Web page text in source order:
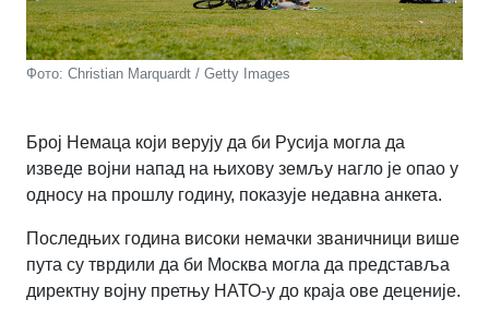
Фото: Christian Marquardt / Getty Images
Број Немаца који верују да би Русија могла да
изведе војни напад на њихову земљу нагло је опао у
односу на прошлу годину, показује недавна анкета.
Последњих година високи немачки званичници више
пута су тврдили да би Москва могла да представља
директну војну претњу НАТО-у до краја ове деценије.